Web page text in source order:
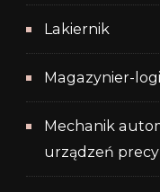
Lakiernik
Magazynier-
Mechanik
urządzeń